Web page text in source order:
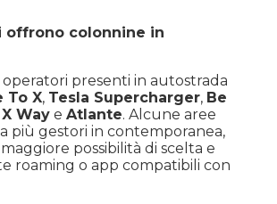
offrono colonnine in
operatori presenti in autostrada
To X, Tesla Supercharger, Be
Way e Atlante. Alcune aree
più gestori in contemporanea,
possibilità di scelta e
roaming o app compatibili con